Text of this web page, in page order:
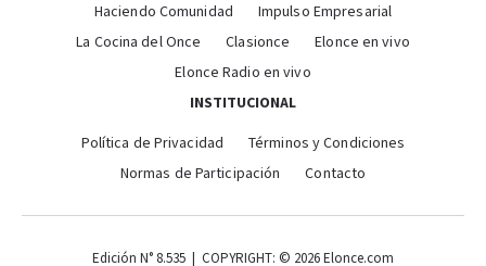
Haciendo Comunidad
Impulso Empresarial
La Cocina del Once
Clasionce
Elonce en vivo
Elonce Radio en vivo
INSTITUCIONAL
Política de Privacidad
Términos y Condiciones
Normas de Participación
Contacto
Edición N° 8.535 | COPYRIGHT: © 2026 Elonce.com